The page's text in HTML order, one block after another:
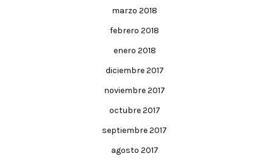
marzo 2018
febrero 2018
enero 2018
diciembre 2017
noviembre 2017
octubre 2017
septiembre 2017
agosto 2017